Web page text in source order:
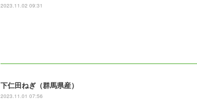
2023.11.02 09:31
下仁田ねぎ（群馬県産）
2023.11.01 07:56